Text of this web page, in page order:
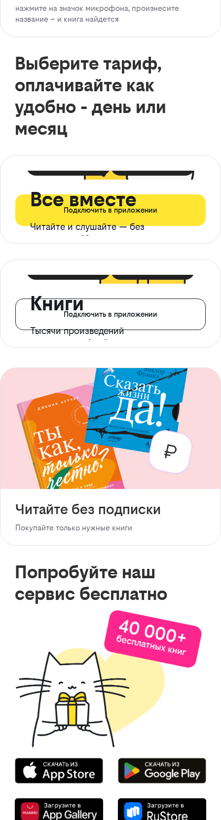
нажмите на значок микрофона, произнесите
название – и книга найдется
Выберите тариф,
оплачивайте как
удобно - день или
месяц
Все вместе
Читайте и слушайте — без
ограничений*
Подключить в приложении
Книги
Тысячи произведений
с доступом офлайн
Подключить в приложении
Читайте без подписки
Покупайте только нужные книги
Попробуйте наш
сервис бесплатно